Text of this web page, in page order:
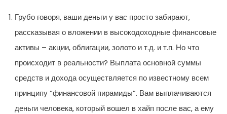
Грубо говоря, ваши деньги у вас просто забирают,
рассказывая о вложении в высокодоходные финансовые
активы – акции, облигации, золото и т.д. и т.п. Но что
происходит в реальности? Выплата основной суммы
средств и дохода осуществляется по известному всем
принципу “финансовой пирамиды”. Вам выплачиваются
деньги человека, который вошел в хайп после вас, а ему